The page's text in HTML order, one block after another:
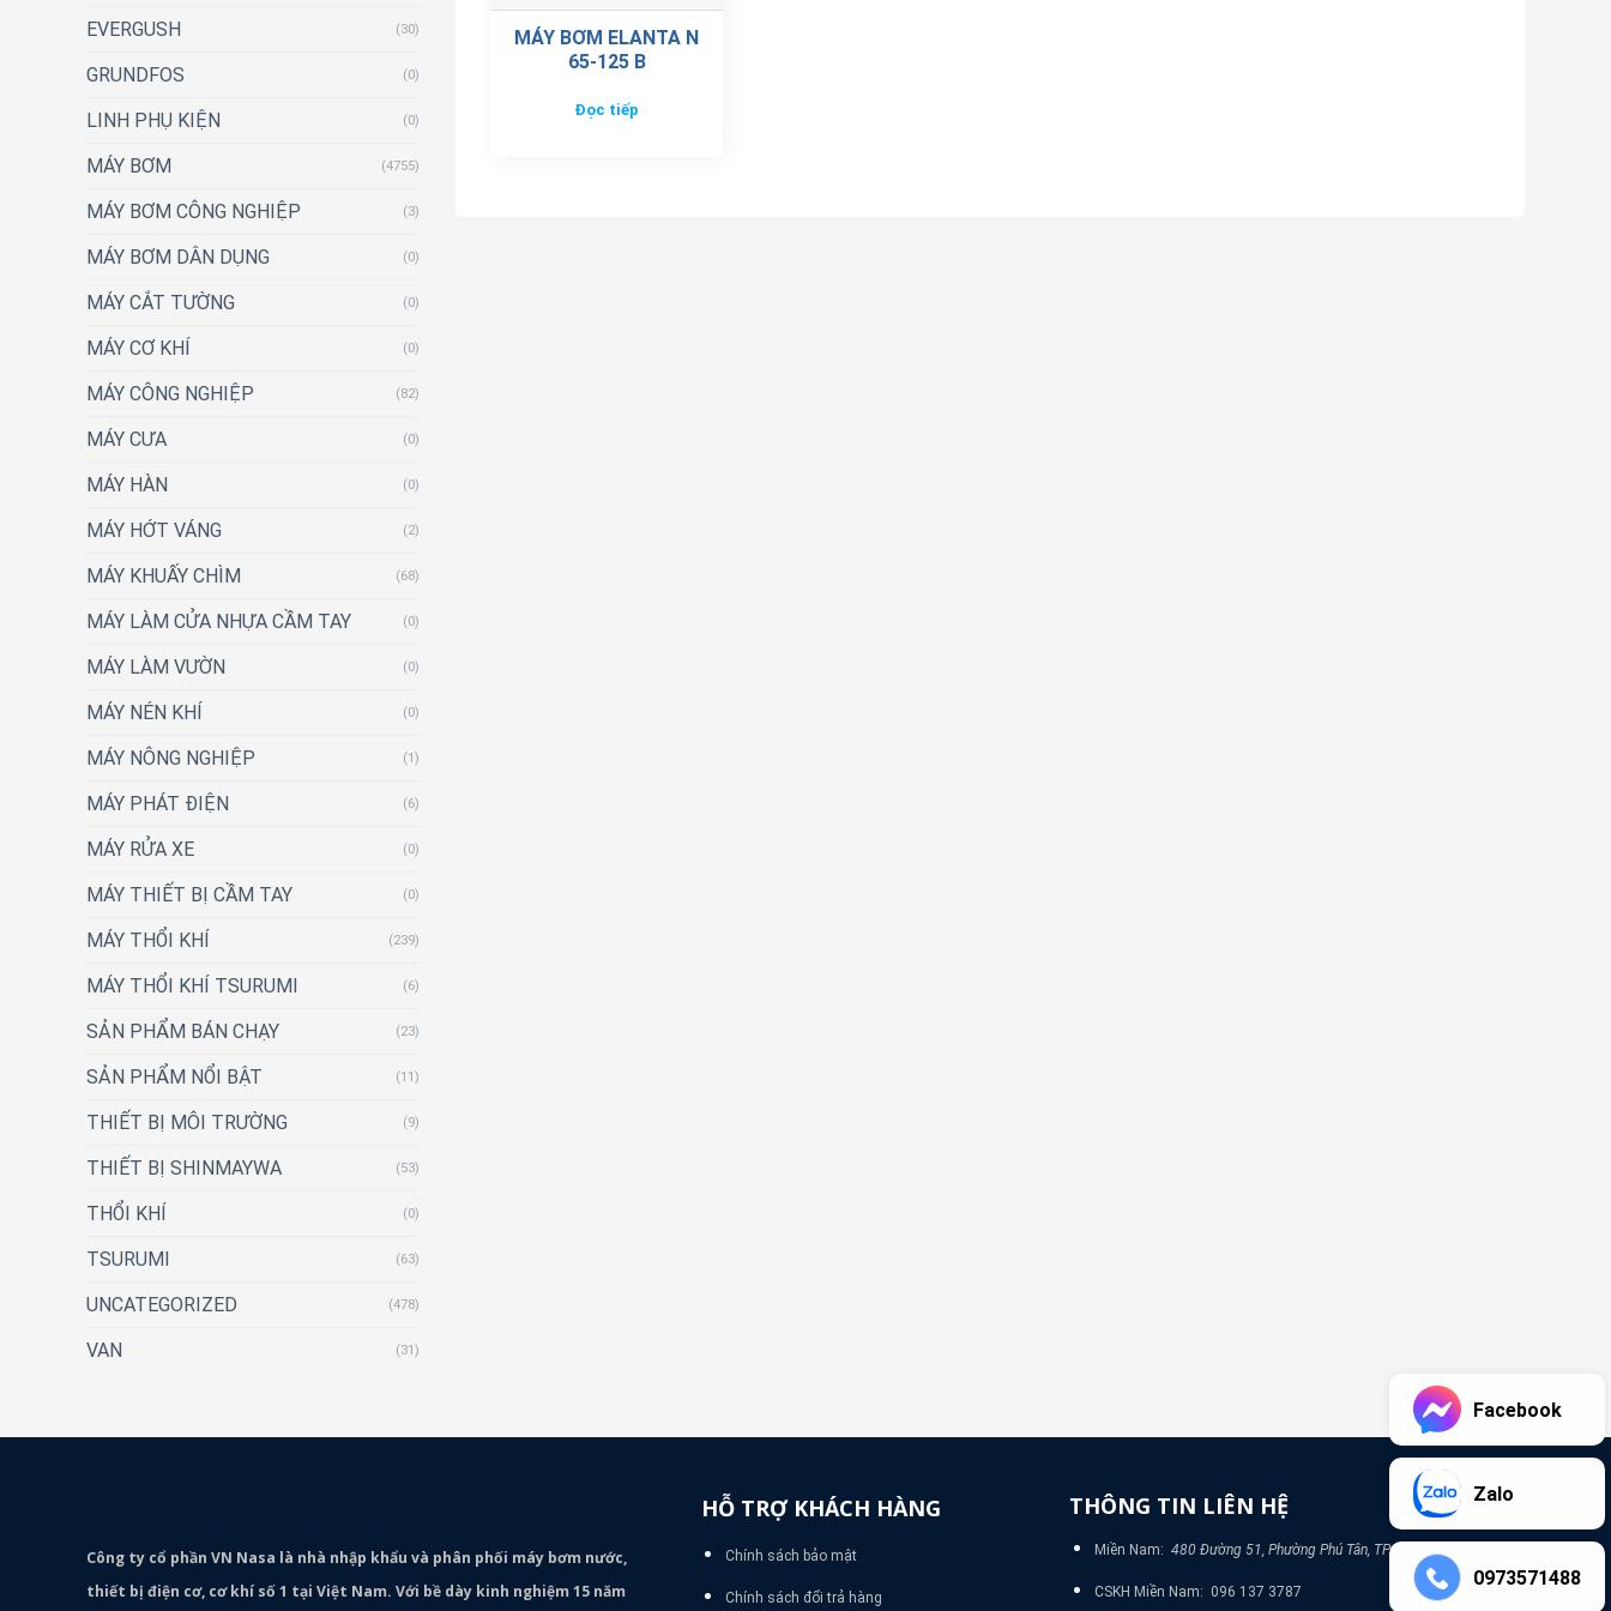
EVERGUSH (30)
GRUNDFOS (0)
LINH PHỤ KIỆN (0)
MÁY BƠM (4755)
MÁY BƠM CÔNG NGHIỆP (3)
MÁY BƠM DÂN DỤNG (0)
MÁY CẮT TƯỜNG (0)
MÁY CƠ KHÍ (0)
MÁY CÔNG NGHIỆP (82)
MÁY CƯA (0)
MÁY HÀN (0)
MÁY HỚT VÁNG (2)
MÁY KHUẤY CHÌM (68)
MÁY LÀM CỬA NHỰA CẦM TAY (0)
MÁY LÀM VƯỜN (0)
MÁY NÉN KHÍ (0)
MÁY NÔNG NGHIỆP (1)
MÁY PHÁT ĐIỆN (6)
MÁY RỬA XE (0)
MÁY THIẾT BỊ CẦM TAY (0)
MÁY THỔI KHÍ (239)
MÁY THỔI KHÍ TSURUMI (6)
SẢN PHẨM BÁN CHẠY (23)
SẢN PHẨM NỔI BẬT (11)
THIẾT BỊ MÔI TRƯỜNG (9)
THIẾT BỊ SHINMAYWA (53)
THỔI KHÍ (0)
TSURUMI (63)
UNCATEGORIZED (478)
VAN (31)
MÁY BƠM ELANTA N
65-125 B
Đọc tiếp
Công ty cổ phần VN Nasa là nhà nhập khẩu và phân phối máy bơm nước,
thiết bị điện cơ, cơ khí số 1 tại Việt Nam. Với bề dày kinh nghiệm 15 năm
HỖ TRỢ KHÁCH HÀNG
Chính sách bảo mật
Chính sách đổi trả hàng
THÔNG TIN LIÊN HỆ
Miền Nam: 480 Đường 51, Phường Phú Tân, TP Bình Dương
CSKH Miền Nam: 096 137 3787
Facebook
Zalo
0973571488